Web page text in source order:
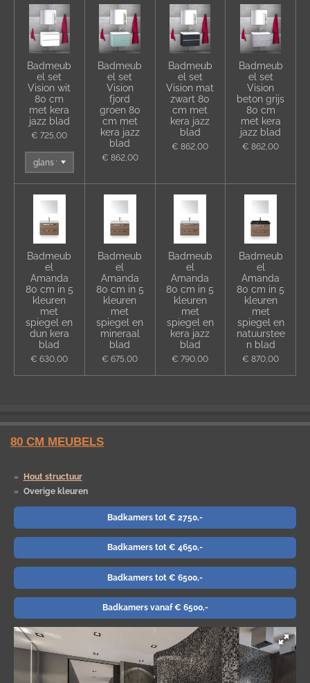
Badmeub
el set
Vision wit
80 cm
met kera
jazz blad
€ 725,00
Badmeub
el set
Vision
fjord
groen 80
cm met
kera jazz
blad
€ 862,00
Badmeub
el set
Vision mat
zwart 80
cm met
kera jazz
blad
€ 862,00
Badmeub
el set
Vision
beton grijs
80 cm
met kera
jazz blad
€ 862,00
Badmeub
el
Amanda
80 cm in 5
kleuren
met
spiegel en
dun kera
blad
€ 630,00
Badmeub
el
Amanda
80 cm in 5
kleuren
met
spiegel en
mineraal
blad
€ 675,00
Badmeub
el
Amanda
80 cm in 5
kleuren
met
spiegel en
kera jazz
blad
€ 790,00
Badmeub
el
Amanda
80 cm in 5
kleuren
met
spiegel en
natuurstee
n blad
€ 870,00
80 CM MEUBELS
Hout structuur
Overige kleuren
Badkamers tot € 2750,-
Badkamers tot € 4650,-
Badkamers tot € 6500,-
Badkamers vanaf € 6500,-